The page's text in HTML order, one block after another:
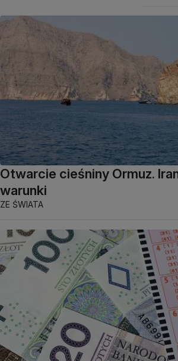
Otwarcie cieśniny Ormuz.
warunki
ZE ŚWIATA